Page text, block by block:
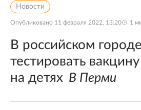
Новости
Опубликовано 11 февраля 2022, 13:20 1
В российском
тестировать
на детях В Перми